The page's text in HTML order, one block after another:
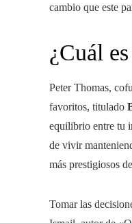
cambio que este
¿Cuál
Peter Thomas,
favoritos, titulado
equilibrio entre tu
de vivir
más prestigiosos
Tomar las